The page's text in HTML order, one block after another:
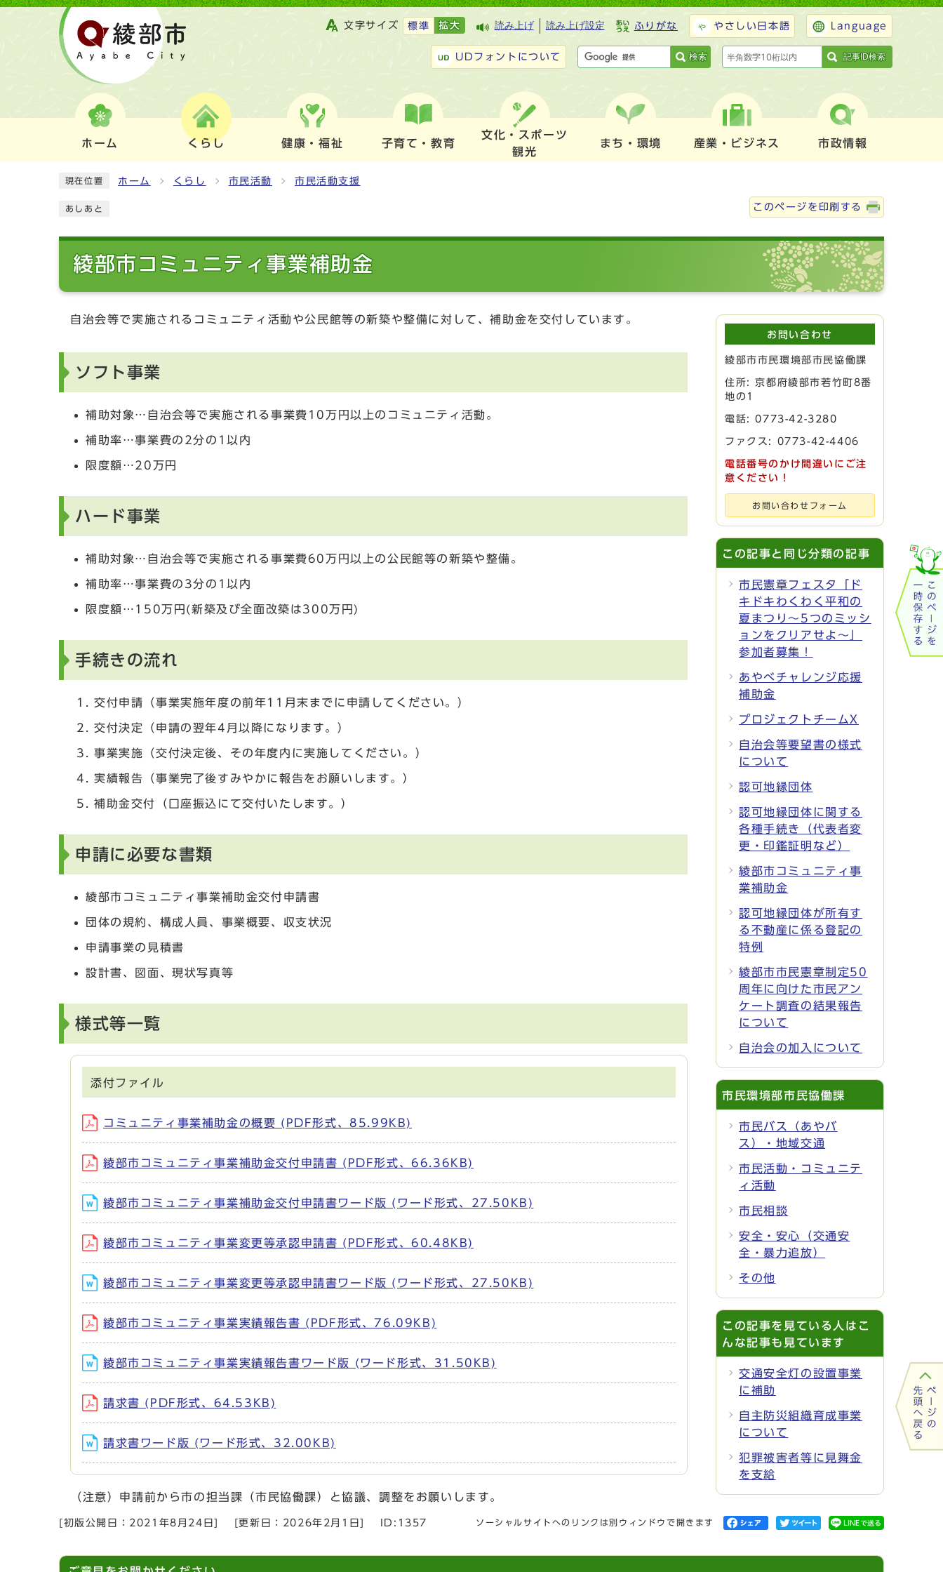
文字サイズ 標準 拡大 読み上げ 読み上げ設定 ふりがな やさしい日本語 Language
UDフォントについて 検索 記事ID検索
ホーム くらし 健康・福祉 子育て・教育
文化・スポーツ
観光
まち・環境 産業・ビジネス 市政情報
現在位置 ホーム くらし 市民活動 市民活動支援
あしあと このページを印刷する
綾部市コミュニティ事業補助金
自治会等で実施されるコミュニティ活動や公民館等の新築や整備に対して、補助金を交付しています。
ソフト事業
補助対象…自治会等で実施される事業費10万円以上のコミュニティ活動。
補助率…事業費の2分の1以内
限度額…20万円
ハード事業
補助対象…自治会等で実施される事業費60万円以上の公民館等の新築や整備。
補助率…事業費の3分の1以内
限度額…150万円(新築及び全面改築は300万円)
手続きの流れ
交付申請（事業実施年度の前年11月末までに申請してください。）
交付決定（申請の翌年4月以降になります。）
事業実施（交付決定後、その年度内に実施してください。）
実績報告（事業完了後すみやかに報告をお願いします。）
補助金交付（口座振込にて交付いたします。）
申請に必要な書類
綾部市コミュニティ事業補助金交付申請書
団体の規約、構成人員、事業概要、収支状況
申請事業の見積書
設計書、図面、現状写真等
様式等一覧
添付ファイル
コミュニティ事業補助金の概要 (PDF形式、85.99KB)
綾部市コミュニティ事業補助金交付申請書 (PDF形式、66.36KB)
綾部市コミュニティ事業補助金交付申請書ワード版 (ワード形式、27.50KB)
綾部市コミュニティ事業変更等承認申請書 (PDF形式、60.48KB)
綾部市コミュニティ事業変更等承認申請書ワード版 (ワード形式、27.50KB)
綾部市コミュニティ事業実績報告書 (PDF形式、76.09KB)
綾部市コミュニティ事業実績報告書ワード版 (ワード形式、31.50KB)
請求書 (PDF形式、64.53KB)
請求書ワード版 (ワード形式、32.00KB)
（注意）申請前から市の担当課（市民協働課）と協議、調整をお願いします。
お問い合わせ
綾部市市民環境部市民協働課
住所: 京都府綾部市若竹町8番
地の1
電話:0773-42-3280
ファクス: 0773-42-4406
電話番号のかけ間違いにご注
意ください！
お問い合わせフォーム
この記事と同じ分類の記事
市民憲章フェスタ「ド
キドキわくわく平和の
夏まつり～5つのミッシ
ョンをクリアせよ～」
参加者募集！
あやべチャレンジ応援
補助金
プロジェクトチームX
自治会等要望書の様式
について
認可地縁団体
認可地縁団体に関する
各種手続き（代表者変
更・印鑑証明など）
綾部市コミュニティ事
業補助金
認可地縁団体が所有す
る不動産に係る登記の
特例
綾部市市民憲章制定50
周年に向けた市民アン
ケート調査の結果報告
について
自治会の加入について
市民環境部市民協働課
市民バス（あやバ
ス）・地域交通
市民活動・コミュニテ
ィ活動
市民相談
安全・安心（交通安
全・暴力追放）
その他
この記事を見ている人はこ
んな記事も見ています
交通安全灯の設置事業
に補助
自主防災組織育成事業
について
犯罪被害者等に見舞金
を支給
[初版公開日： 2021年8月24日 [更新日： 2026年2月1日 ID:1357 ソーシャルサイトへのリンクは別ウィンドウで開きます